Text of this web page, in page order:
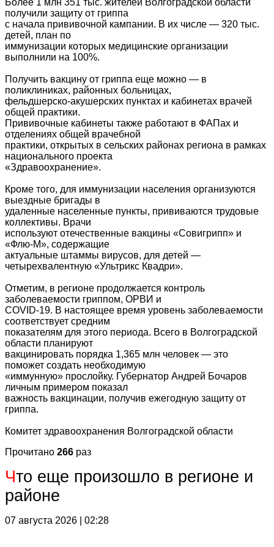
получили защиту от гриппа
с начала прививочной кампании. В их числе — 320 тыс.
детей, план по
иммунизации которых медицинские организации
выполнили на 100%.
Получить вакцину от гриппа еще можно — в
поликлиниках, районных больницах,
фельдшерско-акушерских пунктах и кабинетах врачей
общей практики.
Прививочные кабинеты также работают в ФАПах и
отделениях общей врачебной
практики, открытых в сельских районах региона в рамках
национального проекта
«Здравоохранение».
Кроме того, для иммунизации населения организуются
выездные бригады в
удаленные населенные пункты, прививаются трудовые
коллективы. Врачи
используют отечественные вакцины «Совигрипп» и
«Флю-М», содержащие
актуальные штаммы вирусов, для детей —
четырехвалентную «Ультрикс Квадри».
Отметим, в регионе продолжается контроль
заболеваемости гриппом, ОРВИ и
COVID-19. В настоящее время уровень заболеваемости
соответствует средним
показателям для этого периода. Всего в Волгоградской
области планируют
вакцинировать порядка 1,365 млн человек — это
поможет создать необходимую
«иммунную» прослойку. Губернатор Андрей Бочаров
личным примером показал
важность вакцинации, получив ежегодную защиту от
гриппа.
Комитет здравоохранения Волгоградской области
Прочитано 266 раз
Что еще произошло в регионе и
районе
07 августа 2026 | 02:28